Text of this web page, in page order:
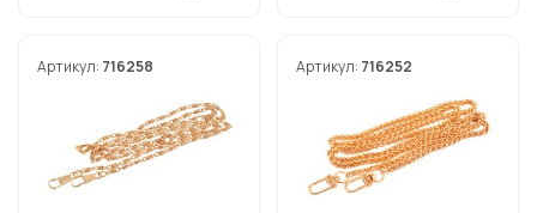
Артикул: 716258 Артикул: 716252